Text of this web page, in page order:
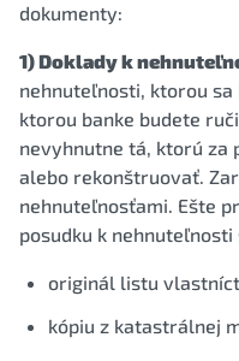
dokumenty:
1) Doklady k
nehnuteľnosti, ktorou
ktorou banke budete
nevyhnutne tá, ktorú za
alebo rekonštruovať.
nehnuteľnosťami. Ešte
posudku k
originál listu
kópiu z katastrálnej